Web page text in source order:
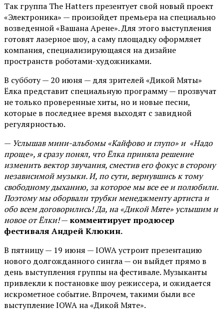
Так группа The Hatters презентует свой новый проект
«Электроника» — произойдет премьера на специально
возведенной «Вашана Арене». Для этого выступления
готовят лазерное шоу, а саму площадку оформляет
компания, специализирующаяся на дизайне
пространств роботами-художниками.
В субботу — 20 июня — для зрителей «Дикой Мяты»
Ёлка представит специальную программу — прозвучат
не только проверенные хиты, но и новые песни,
которые в последнее время выходят с завидной
регулярностью.
— Услышав мини-альбомы «Кайфово и глупо» и «Надо
проще», я сразу понял, что Ёлка приняла решение
изменить вектор звучания, сместив его фокус в сторону
независимой музыки. И, по сути, вернувшись к тому
свободному дыханию, за которое мы все ее и полюбили.
Поэтому мы оборвали трубки менеджменту артиста и
обо всем договорились! Да, на «Дикой Мяте» услышим и
новое от Ёлки!— комментирует продюсер
фестиваля Андрей Клюкин.
В пятницу — 19 июня — IOWA устроит презентацию
нового долгожданного сингла — он выйдет прямо в
день выступления группы на фестивале. Музыканты
привлекли к постановке шоу режиссера, и ожидается
искрометное событие. Впрочем, такими были все
выступление IOWA на «Дикой Мяте».